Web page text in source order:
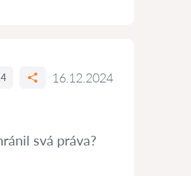
16.12.2024
svá práva?